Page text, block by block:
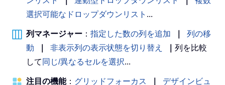
選択可能なドロップダウンリスト ...
列マネージャー ： 指定した数の列を追加
列の移
動
非表示列の表示状態を切り替え
列を比較
して 同じ/異なるセルを選択...
注目の機能： グリッドフォーカス
デザインビュ